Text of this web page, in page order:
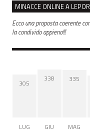
Ecco una proposta coerente
la condivido appieno!!!
305
LUG
338
GIU
335
MAG